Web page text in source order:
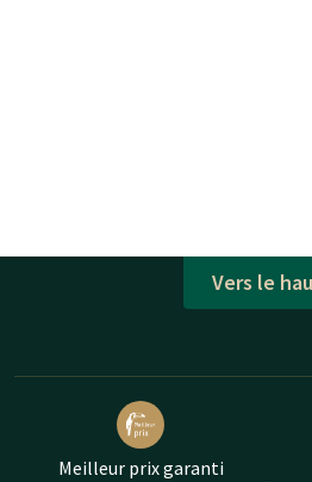
Vers le
Meilleur prix garanti